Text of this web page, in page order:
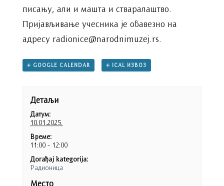
писању, али и машта и стваралаштво.
Пријављивање учесника је обавезно на
адресу radionice@narodnimuzej.rs.
+ GOOGLE CALENDAR + ICAL ИЗВОЗ
Детаљи
Датум:
10.01.2025.
Време:
11:00 - 12:00
Догађај kategorija:
Радионица
Место